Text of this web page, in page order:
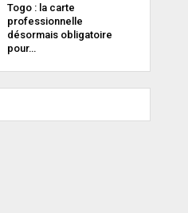
Togo : la carte
professionnelle
désormais obligatoire
pour…